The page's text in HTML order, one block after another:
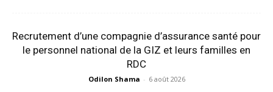
Recrutement d’une compagnie d’assurance santé pour
le personnel national de la GIZ et leurs familles en
RDC
Odilon Shama - 6 août 2026